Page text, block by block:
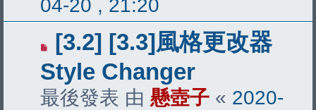
04-20 , 21:20
[3.2] [3.3]風格更改器
Style Changer
最後發表 由 懸壺子 « 2020-